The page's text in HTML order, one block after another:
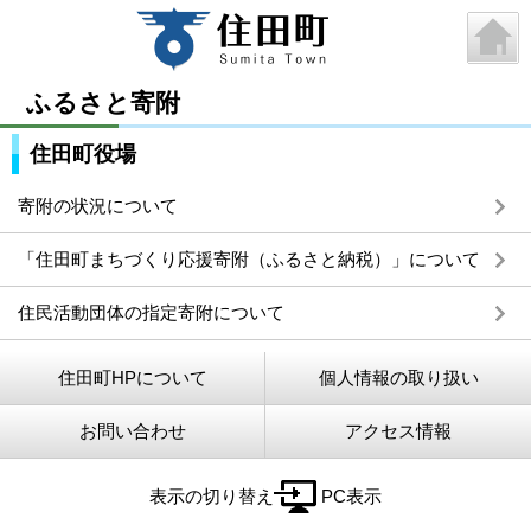
ふるさと寄附
住田町役場
寄附の状況について
「住田町まちづくり応援寄附（ふるさと納税）」について
住民活動団体の指定寄附について
住田町HPについて 個人情報の取り扱い
お問い合わせ アクセス情報
表示の切り替え PC表示